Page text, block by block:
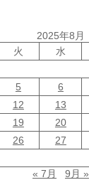
2025年8月
火 水
5 6
12 13
19 20
26 27
« 7月
9月 »